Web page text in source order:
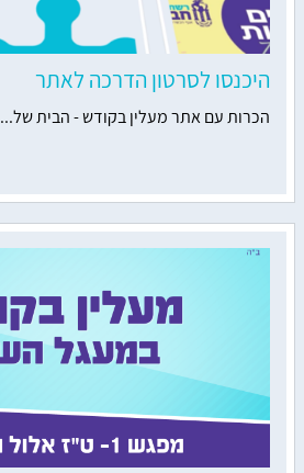
היכנסו לסרטון הדרכה לאתר
הכרות עם אתר מעלין בקודש - הבית של...